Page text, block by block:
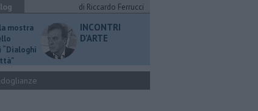
di Riccardo Ferrucci
mostra
“Dialoghi
INCONTRI
D'ARTE